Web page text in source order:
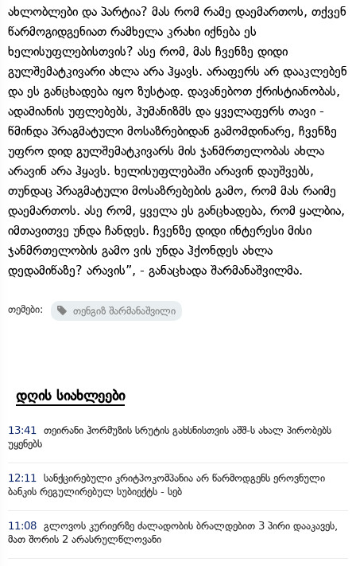
ახლობლები და პარტია? მას რომ რამე დაემართოს, თქვენ
წარმოგიდგენიათ რამხელა კრახი იქნება ეს
ხელისუფლებისთვის? ასე რომ, მას ჩვენზე დიდი
გულშემატკივარი ახლა არა ჰყავს. არაფერს არ დააკლებენ
და ეს განცხადება იყო ზუსტად. დავანებოთ ქრისტიანობას,
ადამიანის უფლებებს, ჰუმანიზმს და ყველაფერს თავი -
წმინდა პრაგმატული მოსაზრებიდან გამომდინარე, ჩვენზე
უფრო დიდ გულშემატკივარს მის ჯანმრთელობას ახლა
არავინ არა ჰყავს. ხელისუფლებაში არავინ დაუშვებს,
თუნდაც პრაგმატული მოსაზრებების გამო, რომ მას რაიმე
დაემართოს. ასე რომ, ყველა ეს განცხადება, რომ ყალბია,
იმთავითვე უნდა ჩანდეს. ჩვენზე დიდი ინტერესი მისი
ჯანმრთელობის გამო ვის უნდა ჰქონდეს ახლა
დედამიწაზე? არავის”, - განაცხადა შარმანაშვილმა.
თემები: თენგიზ შარმანაშვილი
დღის სიახლეები
13:41
თეირანი ჰორმუზის სრუტის გახსნისთვის აშშ-ს ახალ პირობებს
უყენებს
12:11
სანქცირებული კრიტპოკომპანია არ წარმოდგენს ეროვნული
ბანკის რეგულირებულ სუბიექტს - სებ
11:08 გლოვოს კურიერზე ძალადობის ბრალდებით 3 პირი დააკავეს,
მათ შორის 2 არასრულწლოვანი